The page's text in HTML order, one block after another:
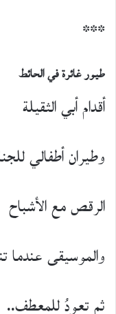
***
طيور غائرة في الحائط
أقدام أبي الثقيلة
وطيران أطفالي
الرقص مع الأشباح
والموسيقى عندما
ثم تعودُ للمعطف..